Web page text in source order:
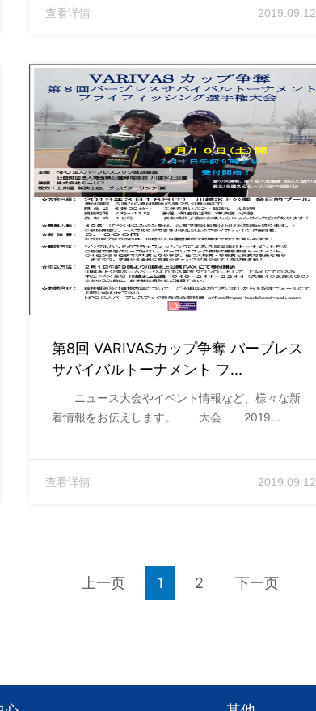
查看详情 2019.09.12
第8回 VARIVASカップ争奪 バーブレス
サバイバルトーナメント フ...
ニュース大会やイベント情報など、様々な新
着情報をお伝えします。 大会 2019...
查看详情 2019.09.12
上一页 1 2 下一页